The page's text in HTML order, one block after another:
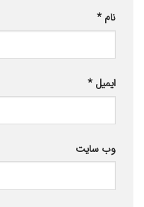
نام *
ایمیل *
وب‌ سایت